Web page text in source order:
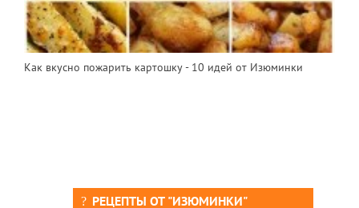
Как вкусно пожарить картошку - 10 идей от Изюминки
РЕЦЕПТЫ ОТ "ИЗЮМИНКИ"